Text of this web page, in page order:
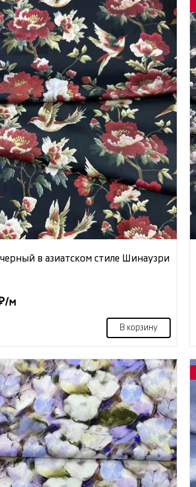
в азиатском стиле Шинаузри
м
В корзину